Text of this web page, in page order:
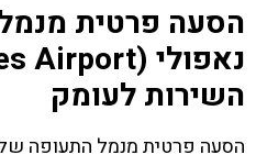
הסעה פרטית
השירות לעומק